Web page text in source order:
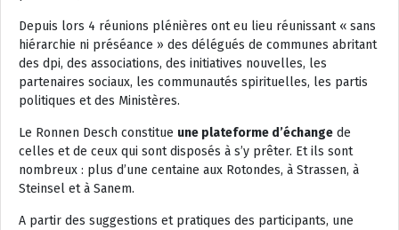
Depuis lors 4 réunions plénières ont eu lieu réunissant « sans
hiérarchie ni préséance » des délégués de communes abritant
des dpi, des associations, des initiatives nouvelles, les
partenaires sociaux, les communautés spirituelles, les partis
politiques et des Ministères.
Le Ronnen Desch constitue une plateforme d’échange de
celles et de ceux qui sont disposés à s’y prêter. Et ils sont
nombreux : plus d’une centaine aux Rotondes, à Strassen, à
Steinsel et à Sanem.
A partir des suggestions et pratiques des participants, une